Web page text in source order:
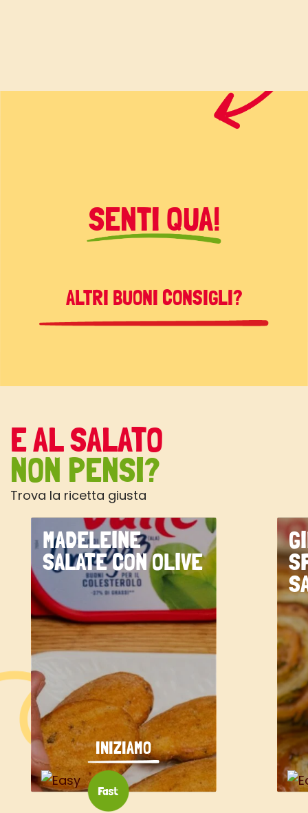
SENTI QUA!
ALTRI BUONI CONSIGLI?
E AL SALATO
NON PENSI?
Trova la ricetta giusta
MADELEINE
SALATE CON OLIVE
INIZIAMO